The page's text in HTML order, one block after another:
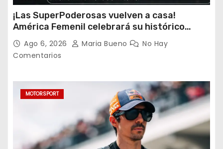
¡Las SuperPoderosas vuelven a casa!
América Femenil celebrará su histórico
triplete con una auténtica fiesta ante Cruz
Azul
Ago 6, 2026 Maria Bueno
No Hay
Comentarios
MOTORSPORT